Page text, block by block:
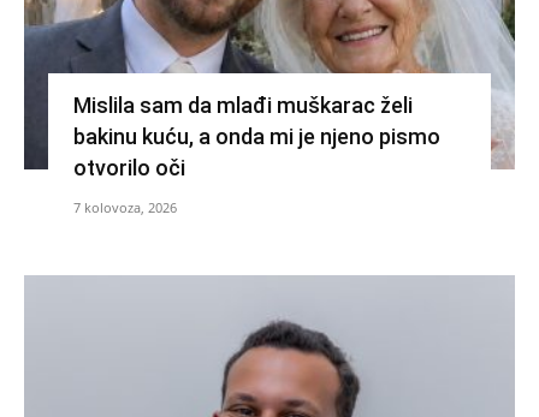
Mislila sam da mlađi muškarac želi
bakinu kuću, a onda mi je njeno pismo
otvorilo oči
7 kolovoza, 2026